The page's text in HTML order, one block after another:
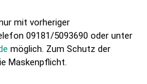
mit vorheriger
09181/5093690 oder unter
möglich. Zum Schutz der
Maskenpflicht.